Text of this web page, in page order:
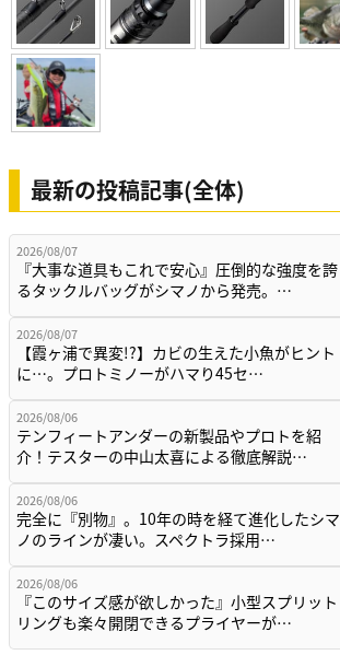
最新の投稿記事(全体)
2026/08/07
『大事な道具もこれで安心』圧倒的な強度を誇
るタックルバッグがシマノから発売。…
2026/08/07
【霞ヶ浦で異変!?】カビの生えた小魚がヒント
に…。プロトミノーがハマり45セ…
2026/08/06
テンフィートアンダーの新製品やプロトを紹
介！テスターの中山太喜による徹底解説…
2026/08/06
完全に『別物』。10年の時を経て進化したシマ
ノのラインが凄い。スペクトラ採用…
2026/08/06
『このサイズ感が欲しかった』小型スプリット
リングも楽々開閉できるプライヤーが…